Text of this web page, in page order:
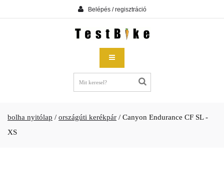
Belépés / regisztráció
bolha nyitólap / országúti kerékpár / Canyon Endurance CF SL -
XS